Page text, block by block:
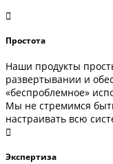
Простота
Наши продукты
развертывании и
«беспроблемное»
Мы не стремимся
настраивать всю
Экспертиза